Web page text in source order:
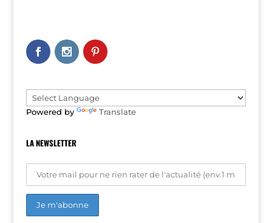
n
a
v
e
:Powered by Translate
LA NEWSLETTER